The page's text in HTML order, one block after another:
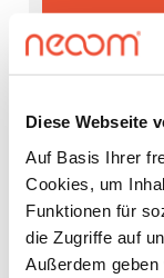
Diese Webseite
Auf Basis Ihrer
Cookies, um
Funktionen für
die Zugriffe auf
Außerdem